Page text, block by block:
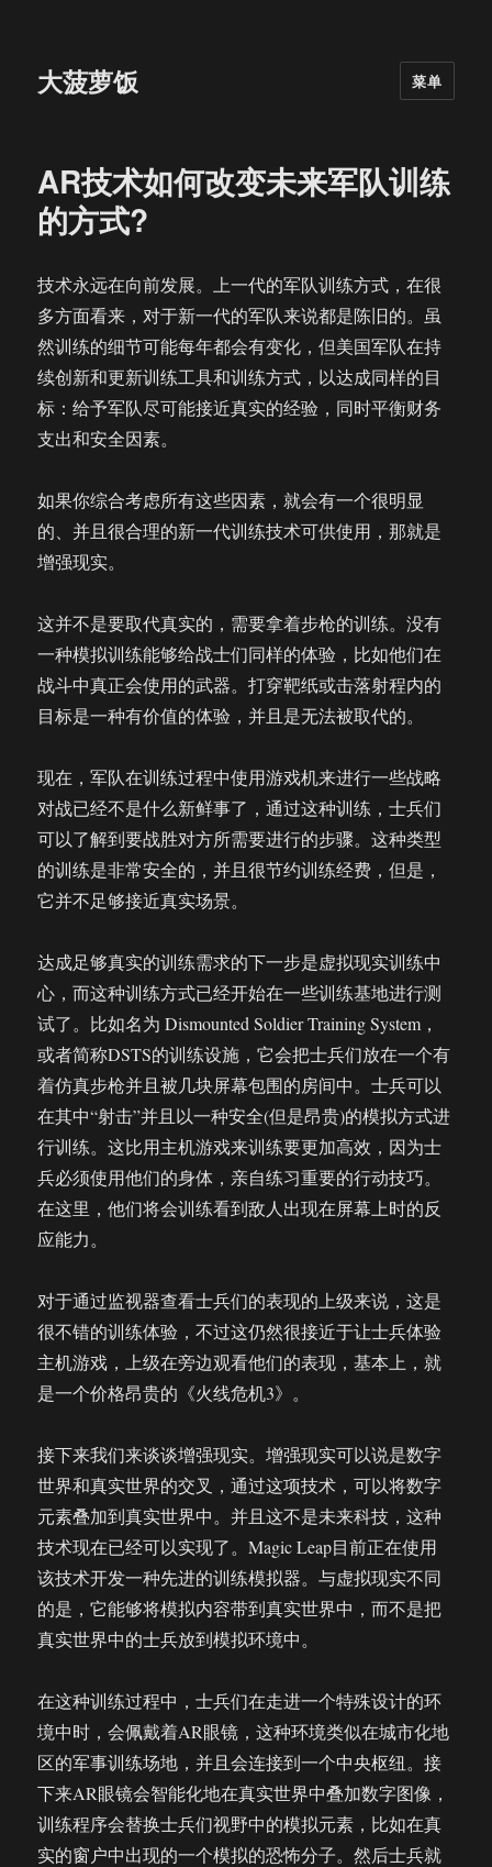
大菠萝饭 菜单
AR技术如何改变未来军队训练
的方式?
技术永远在向前发展。上一代的军队训练方式，在很
多方面看来，对于新一代的军队来说都是陈旧的。虽
然训练的细节可能每年都会有变化，但美国军队在持
续创新和更新训练工具和训练方式，以达成同样的目
标：给予军队尽可能接近真实的经验，同时平衡财务
支出和安全因素。
如果你综合考虑所有这些因素，就会有一个很明显
的、并且很合理的新一代训练技术可供使用，那就是
增强现实。
这并不是要取代真实的，需要拿着步枪的训练。没有
一种模拟训练能够给战士们同样的体验，比如他们在
战斗中真正会使用的武器。打穿靶纸或击落射程内的
目标是一种有价值的体验，并且是无法被取代的。
现在，军队在训练过程中使用游戏机来进行一些战略
对战已经不是什么新鲜事了，通过这种训练，士兵们
可以了解到要战胜对方所需要进行的步骤。这种类型
的训练是非常安全的，并且很节约训练经费，但是，
它并不足够接近真实场景。
达成足够真实的训练需求的下一步是虚拟现实训练中
心，而这种训练方式已经开始在一些训练基地进行测
试了。比如名为 Dismounted Soldier Training System，
或者简称DSTS的训练设施，它会把士兵们放在一个有
着仿真步枪并且被几块屏幕包围的房间中。士兵可以
在其中“射击”并且以一种安全(但是昂贵)的模拟方式进
行训练。这比用主机游戏来训练要更加高效，因为士
兵必须使用他们的身体，亲自练习重要的行动技巧。
在这里，他们将会训练看到敌人出现在屏幕上时的反
应能力。
对于通过监视器查看士兵们的表现的上级来说，这是
很不错的训练体验，不过这仍然很接近于让士兵体验
主机游戏，上级在旁边观看他们的表现，基本上，就
是一个价格昂贵的《火线危机3》。
接下来我们来谈谈增强现实。增强现实可以说是数字
世界和真实世界的交叉，通过这项技术，可以将数字
元素叠加到真实世界中。并且这不是未来科技，这种
技术现在已经可以实现了。Magic Leap目前正在使用
该技术开发一种先进的训练模拟器。与虚拟现实不同
的是，它能够将模拟内容带到真实世界中，而不是把
真实世界中的士兵放到模拟环境中。
在这种训练过程中，士兵们在走进一个特殊设计的环
境中时，会佩戴着AR眼镜，这种环境类似在城市化地
区的军事训练场地，并且会连接到一个中央枢纽。接
下来AR眼镜会智能化地在真实世界中叠加数字图像，
训练程序会替换士兵们视野中的模拟元素，比如在真
实的窗户中出现的一个模拟的恐怖分子。然后士兵就